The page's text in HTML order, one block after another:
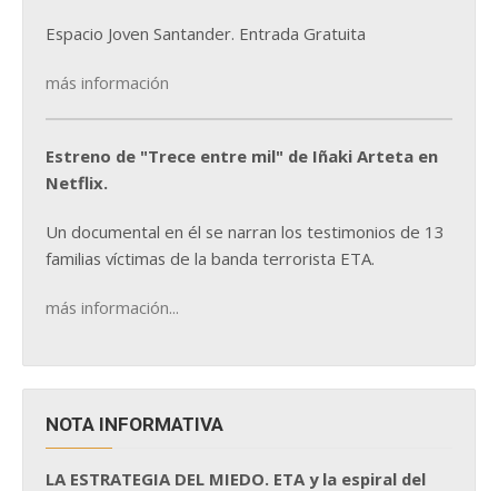
Espacio Joven Santander. Entrada Gratuita
más información
Estreno de "Trece entre mil" de Iñaki Arteta en
Netflix.
Un documental en él se narran los testimonios de 13
familias víctimas de la banda terrorista ETA.
más información...
NOTA INFORMATIVA
LA ESTRATEGIA DEL MIEDO. ETA y la espiral del